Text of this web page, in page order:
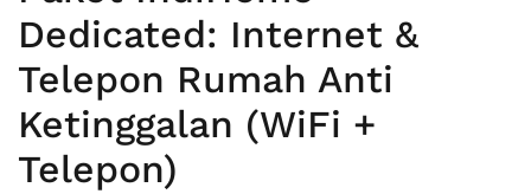
Dedicated: Internet &
Telepon Rumah Anti
Ketinggalan (WiFi +
Telepon)